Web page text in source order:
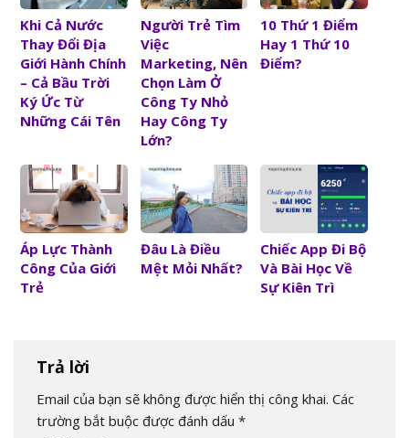
Khi Cả Nước
Thay Đổi Địa
Giới Hành Chính
– Cả Bầu Trời
Ký Ức Từ
Những Cái Tên
Người Trẻ Tìm
Việc
Marketing, Nên
Chọn Làm Ở
Công Ty Nhỏ
Hay Công Ty
Lớn?
10 Thứ 1 Điểm
Hay 1 Thứ 10
Điểm?
Áp Lực Thành
Công Của Giới
Trẻ
Đâu Là Điều
Mệt Mỏi Nhất?
Chiếc App Đi Bộ
Và Bài Học Về
Sự Kiên Trì
Trả lời
Email của bạn sẽ không được hiển thị công khai. Các
trường bắt buộc được đánh dấu *